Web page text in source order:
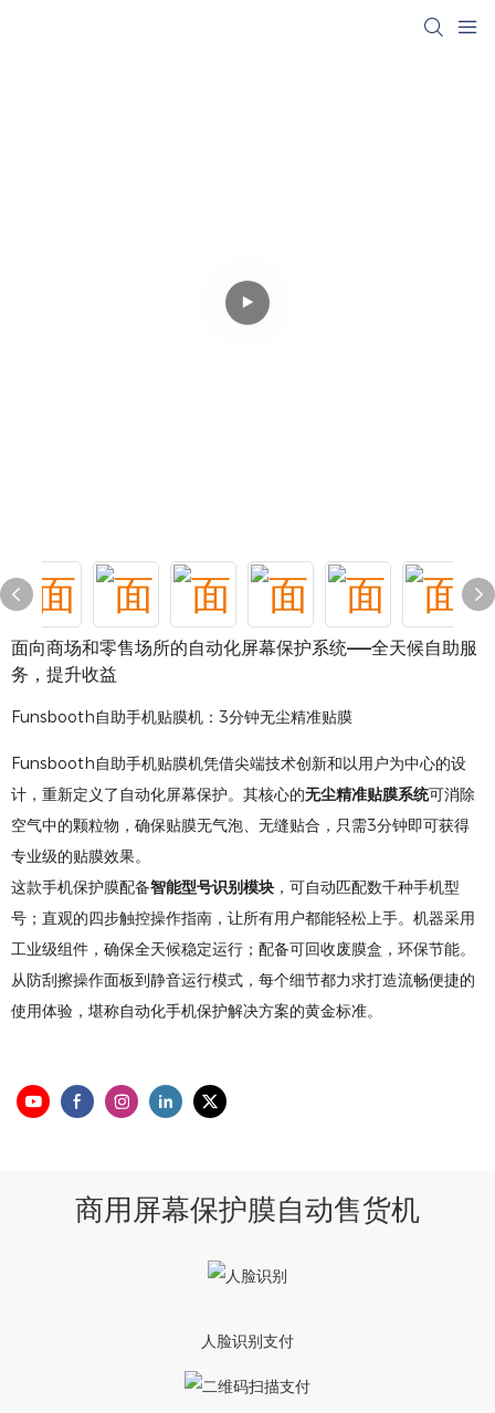
面向商场和零售场所的自动化屏幕保护系统——全天候自助服
务，提升收益
Funsbooth自助手机贴膜机：3分钟无尘精准贴膜
Funsbooth自助手机贴膜机凭借尖端技术创新和以用户为中心的设
计，重新定义了自动化屏幕保护。其核心的无尘精准贴膜系统可消除
空气中的颗粒物，确保贴膜无气泡、无缝贴合，只需3分钟即可获得
专业级的贴膜效​​果。
这款手机保护膜配备智能型号识别模块 ，可自动匹配数千种手机型
号；直观的四步触控操作指南，让所有用户都能轻松上手。机器采用
工业级组件，确保全天候稳定运行；配备可回收废膜盒，环保节能。
从防刮擦操作面板到静音运行模式，每个细节都力求打造流畅便捷的
使用体验，堪称自动化手机保护解决方案的黄金标准。
商用屏幕保护膜自动售货机
人脸识别支付